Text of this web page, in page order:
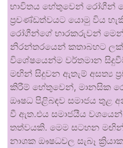
භාවිතය හේතුවෙන් රෝගීන්
ප්‍රචණ්ඩත්වයට යොමු විය
රෝගීන්ගේ භාරකරුවන්
නිරන්තරයෙන් කතාබහට
විශේෂයෙන්ම වර්තමාන
මඟින් සිදුවන ඇතැම් අසත්‍ය
කිරීම් හේතුවෙන්, මානසික
ඖෂධ පිළිබඳව සමාජය තුළ
වී ඇත.එය සමාජයීය
තත්වයකි. මෙම සටහන මඟින්
නාශක ඖෂධවල සැබෑ